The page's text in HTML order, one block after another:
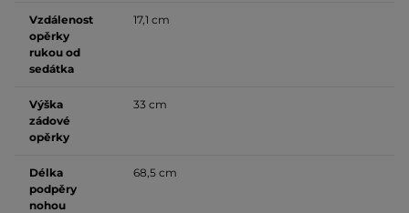
Vzdálenost
opěrky
rukou od
sedátka
17,1 cm
Výška
zádové
opěrky
33 cm
Délka
podpěry
nohou
68,5 cm